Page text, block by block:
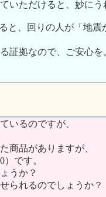
いただけると、妙にう
と、回りの人が「地
証拠なので、ご安心
いるのですが、
商品がありますが、
です。
うか？
られるのでしょうか？